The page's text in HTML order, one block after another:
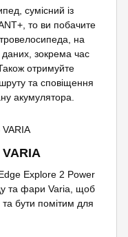
сумісний із
то ви побачите
на
зокрема час
отримуйте
та сповіщення
акумулятора.
Explore 2 Power
та фари Varia, щоб
та бути помітим для